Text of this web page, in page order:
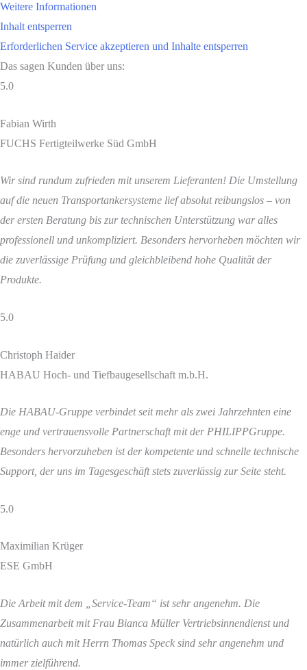
Weitere Informationen
Inhalt entsperren
Erforderlichen Service akzeptieren und Inhalte entsperren
Das sagen Kunden über uns:
5.0
Fabian Wirth
FUCHS Fertigteilwerke Süd GmbH
Wir sind rundum zufrieden mit unserem Lieferanten! Die Umstellung
auf die neuen Transportankersysteme lief absolut reibungslos – von
der ersten Beratung bis zur technischen Unterstützung war alles
professionell und unkompliziert. Besonders hervorheben möchten wir
die zuverlässige Prüfung und gleichbleibend hohe Qualität der
Produkte.
5.0
Christoph Haider
HABAU Hoch- und Tiefbaugesellschaft m.b.H.
Die HABAU-Gruppe verbindet seit mehr als zwei Jahrzehnten eine
enge und vertrauensvolle Partnerschaft mit der PHILIPPGruppe.
Besonders hervorzuheben ist der kompetente und schnelle technische
Support, der uns im Tagesgeschäft stets zuverlässig zur Seite steht.
5.0
Maximilian Krüger
ESE GmbH
Die Arbeit mit dem „Service-Team“ ist sehr angenehm. Die
Zusammenarbeit mit Frau Bianca Müller Vertriebsinnendienst und
natürlich auch mit Herrn Thomas Speck sind sehr angenehm und
immer zielführend.